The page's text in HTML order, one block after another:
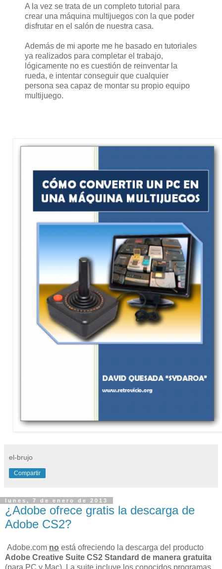
A la vez se trata de un completo tutorial para
crear una máquina multijuegos con la que poder
disfrutar en el salón de nuestra casa.
Además de mi aporte me he basado en tutoriales
ya realizados para completar el trabajo,
lógicamente no es cuestión de reinventar la
rueda, e intentar conseguir que cualquier
persona sea capaz de montar su propio equipo
multijuego.
el-brujo
Compartir
lunes, 7 de enero de 2013
¿Adobe ofrece gratis la descarga de
Adobe CS2?
Adobe.com no está ofreciendo la descarga del producto
Adobe Creative Suite CS2 Standard de manera gratuita